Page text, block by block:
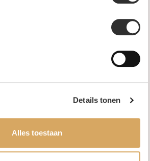
Details tonen
Alles toestaan